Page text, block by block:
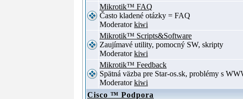
Mikrotik™ FAQ
Často kladené otázky = FAQ
Moderatorkiwi
Mikrotik™ Scripts&Software
Zaujímavé utility, pomocný SW, skripty
Moderatorkiwi
Mikrotik™ Feedback
Spätná väzba pre Star-os.sk, problémy s
Moderatorkiwi
Cisco ™ Podpora